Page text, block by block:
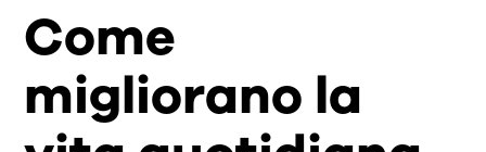
Come
migliorano la